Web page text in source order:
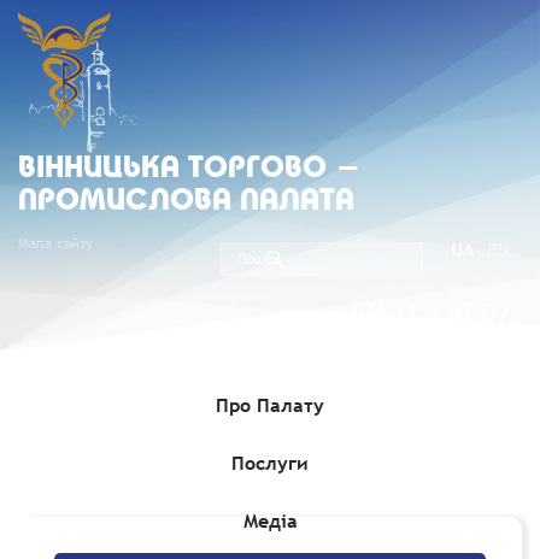
ВIННИЦЬКА ТОРГОВО -
ПРОМИСЛОВА ПАЛАТА
Мапа сайту
Про Палату
Послуги
Медіа
Комерційні пропозиції»Завод в Черкаській області